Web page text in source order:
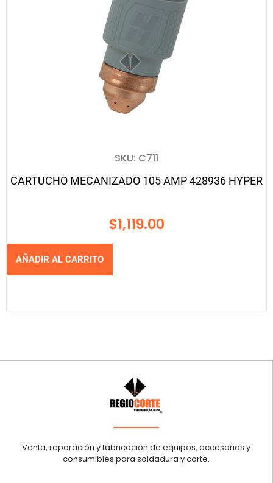
SKU: C711
CARTUCHO MECANIZADO 105 AMP 428936 HYPER
$1,119.00
AÑADIR AL CARRITO
Venta, reparación y fabricación de equipos, accesorios y
consumibles para soldadura y corte.